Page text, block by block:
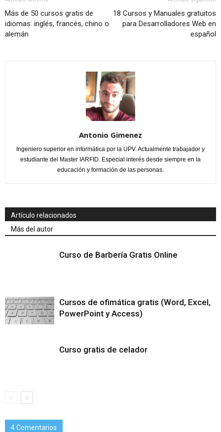
Más de 50 cursos gratis de
idiomas: inglés, francés, chino o
alemán
18 Cursos y Manuales gratuitos
para Desarrolladores Web en
español
Antonio Gimenez
Ingeniero superior en informática por la UPV. Actualmente trabajador y
estudiante del Master IARFID. Especial interés desde siempre en la
educación y formación de las personas.
Artículo relacionados
Más del autor
Curso de Barbería Gratis Online
Cursos de ofimática gratis (Word, Excel,
PowerPoint y Access)
Curso gratis de celador
4 Comentarios